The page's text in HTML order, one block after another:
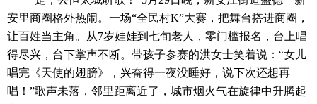
安里商圈格外热闹。一场“全民村K”大赛，把舞台搭进商圈，
让百姓当主角。从7岁娃娃到七旬老人，零门槛报名，台上唱
得尽兴，台下掌声不断。带孩子参赛的洪女士笑着说：“女儿
唱完《天使的翅膀》，兴奋得一夜没睡好，说下次还想再
唱！”歌声未落，邻里距离近了，城市烟火气在旋律中升腾起